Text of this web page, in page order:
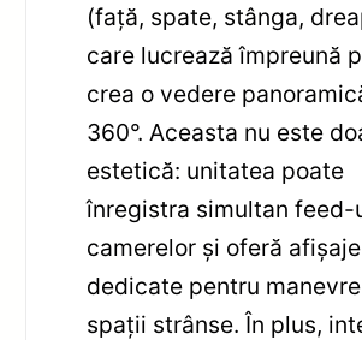
(față, spate, stânga,
care lucrează împreună
crea o vedere
360°. Aceasta nu este
estetică: unitatea poate
înregistra simultan feed-
camerelor și oferă afișaje
dedicate pentru
spații strânse. În plus,